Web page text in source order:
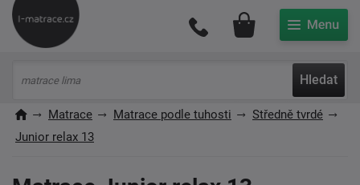
Hledat
Můj účet
Matrace Matrace podle tuhosti
Středně tvrdé
Junior relax 13